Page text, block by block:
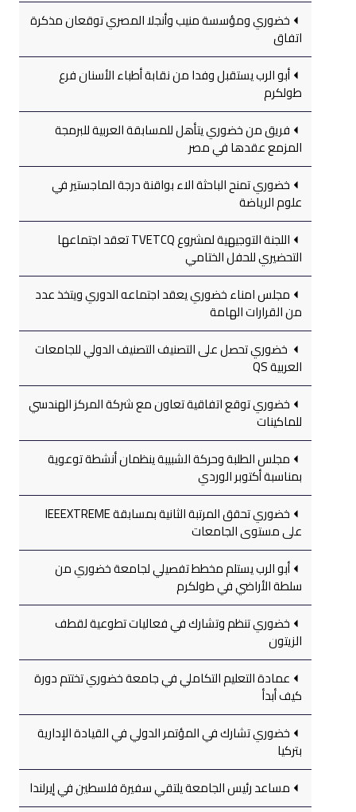
خضوري ومؤسسة منيب وأنجلا المصري توقعان مذكرة
اتفاق
أبو الرب يستقبل وفدا من نقابة أطباء الأسنان فرع
طولكرم
فريق من خضوري يتأهل للمسابقة العربية للبرمجة
المزمع عقدها في مصر
خضوري تمنح الباحثة الاء بواقنة درجة الماجستير في
علوم الرياضة
اللجنة التوجيهية لمشروع TVETCQ تعقد اجتماعها
التحضيري للحفل الختامي
مجلس امناء خضوري يعقد اجتماعه الدوري ويتخذ عدد
من القرارات الهامة
خضوري تحصل على التصنيف التصنيف الدولي للجامعات
العربية QS
خضوري توقع اتفاقية تعاون مع شركة المركز الهندسي
للماكينات
مجلس الطلبة وحركة الشبيبة ينظمان أنشطة توعوية
بمناسبة أكتوبر الوردي
خضوري تحقق المرتبة الثانية بمسابقة IEEEXTREME
على مستوى الجامعات
أبو الرب يستلم مخطط تفصيلي لجامعة خضوري من
سلطة الأراضي في طولكرم
خضوري تنظم وتشارك في فعاليات تطوعية لقطف
الزيتون
عمادة التعليم التكاملي في جامعة خضوري تختتم دورة
كيف أبدأ
خضوري تشارك في المؤتمر الدولي في القيادة الإدارية
بتركيا
مساعد رئيس الجامعة يلتقي سفيرة فلسطين في إيرلندا